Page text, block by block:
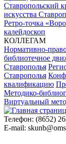
Ставропольский
искусства
Ретро-точка
калейдоскоп
КОЛЛЕГАМ
Нормативно-
библиотечное
Ставрополья
Ставрополья
квалификацию
Методико-
Виртуальный
Телефон: (8652)
E-mail: